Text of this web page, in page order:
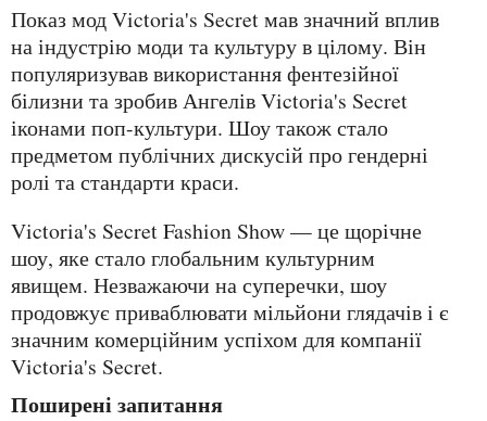
Показ мод Victoria's Secret мав значний вплив
на індустрію моди та культуру в цілому. Він
популяризував використання фентезійної
білизни та зробив Ангелів Victoria's Secret
іконами поп-культури. Шоу також стало
предметом публічних дискусій про гендерні
ролі та стандарти краси.
Victoria's Secret Fashion Show — це щорічне
шоу, яке стало глобальним культурним
явищем. Незважаючи на суперечки, шоу
продовжує приваблювати мільйони глядачів і є
значним комерційним успіхом для компанії
Victoria's Secret.
Поширені запитання